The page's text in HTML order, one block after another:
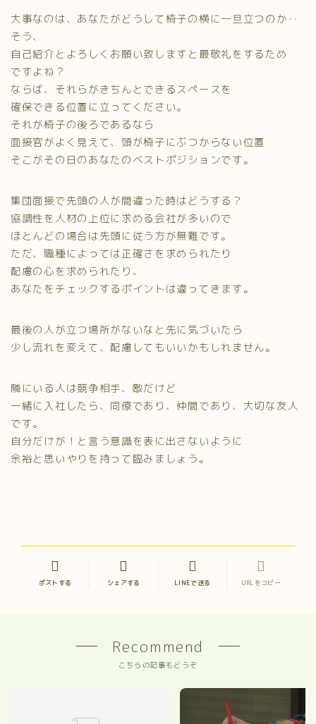
大事なのは、あなたがどうして椅子の横に一旦立つのか‥
そう、
自己紹介とよろしくお願い致しますと最敬礼をするため
ですよね？
ならば、それらがきちんとできるスペースを
確保できる位置に立ってください。
それが椅子の後ろであるなら
面接官がよく見えて、頭が椅子にぶつからない位置
そこがその日のあなたのベストポジションです。
集団面接で先頭の人が間違った時はどうする？
協調性を人材の上位に求める会社が多いので
ほとんどの場合は先頭に従う方が無難です。
ただ、職種によっては正確さを求められたり
配慮の心を求められたり、
あなたをチェックするポイントは違ってきます。
最後の人が立つ場所がないなと先に気づいたら
少し流れを変えて、配慮してもいいかもしれません。
隣にいる人は競争相手、敵だけど
一緒に入社したら、同僚であり、仲間であり、大切な友人
です。
自分だけが！と言う意識を表に出さないように
余裕と思いやりを持って臨みましょう。
ポストする シェアする LINEで送る URLをコピー
Recommend
こちらの記事もどうぞ